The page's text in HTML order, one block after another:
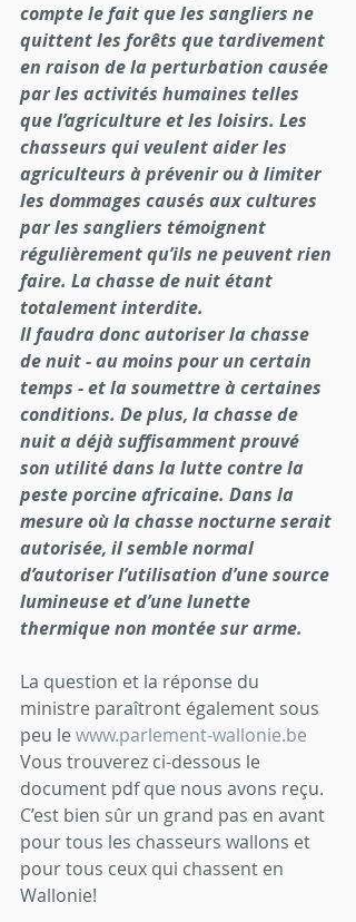
compte le fait que les sangliers ne
quittent les forêts que tardivement
en raison de la perturbation causée
par les activités humaines telles
que l’agriculture et les loisirs. Les
chasseurs qui veulent aider les
agriculteurs à prévenir ou à limiter
les dommages causés aux cultures
par les sangliers témoignent
régulièrement qu’ils ne peuvent rien
faire. La chasse de nuit étant
totalement interdite.
Il faudra donc autoriser la chasse
de nuit - au moins pour un certain
temps - et la soumettre à certaines
conditions. De plus, la chasse de
nuit a déjà suffisamment prouvé
son utilité dans la lutte contre la
peste porcine africaine. Dans la
mesure où la chasse nocturne serait
autorisée, il semble normal
d’autoriser l’utilisation d’une source
lumineuse et d’une lunette
thermique non montée sur arme.
La question et la réponse du
ministre paraîtront également sous
peu le www.parlement-wallonie.be
Vous trouverez ci-dessous le
document pdf que nous avons reçu.
C’est bien sûr un grand pas en avant
pour tous les chasseurs wallons et
pour tous ceux qui chassent en
Wallonie!